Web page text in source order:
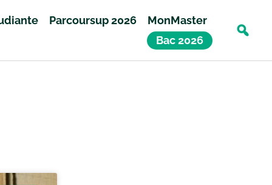
Parcoursup 2026
MonMaster
Bac 2026